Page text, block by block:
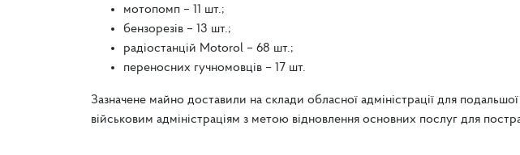
мотопомп – 11 шт.;
бензорезів – 13 шт.;
радіостанцій Motorol – 68 шт.;
переносних гучномовців – 17 шт.
Зазначене майно доставили на склади обласної адміністрації для
військовим адміністраціям з метою відновлення основних послуг для